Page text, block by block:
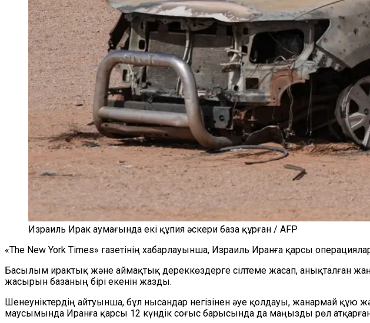
Израиль Ирак аумағында екі құпия әскери база құрған / AFP
«The New York Times» газетінің хабарлауынша, Израиль Иранға қарсы
Басылым ирактық және аймақтық дереккөздерге сілтеме жасап, анықталған
жасырын базаның бірі екенін жазды.
Шенеуніктердің айтуынша, бұл нысандар негізінен әуе қолдауы, жанармай
маусымында Иранға қарсы 12 күндік соғыс барысында да маңызды рөл